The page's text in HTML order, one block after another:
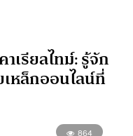
เรียลไทม์: รู้จัก
หล็กออนไลน์ที่
864